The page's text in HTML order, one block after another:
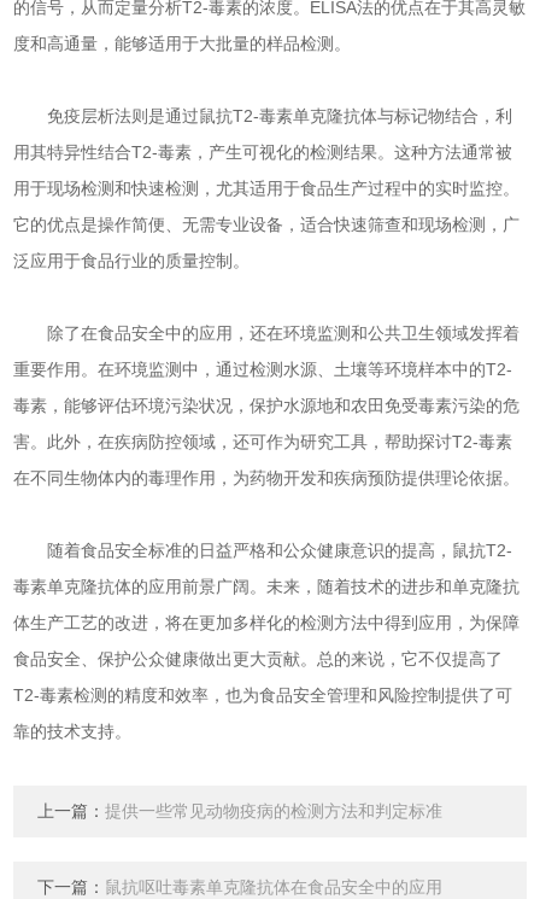
的信号，从而定量分析T2-毒素的浓度。ELISA法的优点在于其高灵敏
度和高通量，能够适用于大批量的样品检测。
免疫层析法则是通过鼠抗T2-毒素单克隆抗体与标记物结合，利
用其特异性结合T2-毒素，产生可视化的检测结果。这种方法通常被
用于现场检测和快速检测，尤其适用于食品生产过程中的实时监控。
它的优点是操作简便、无需专业设备，适合快速筛查和现场检测，广
泛应用于食品行业的质量控制。
除了在食品安全中的应用，还在环境监测和公共卫生领域发挥着
重要作用。在环境监测中，通过检测水源、土壤等环境样本中的T2-
毒素，能够评估环境污染状况，保护水源地和农田免受毒素污染的危
害。此外，在疾病防控领域，还可作为研究工具，帮助探讨T2-毒素
在不同生物体内的毒理作用，为药物开发和疾病预防提供理论依据。
随着食品安全标准的日益严格和公众健康意识的提高，鼠抗T2-
毒素单克隆抗体的应用前景广阔。未来，随着技术的进步和单克隆抗
体生产工艺的改进，将在更加多样化的检测方法中得到应用，为保障
食品安全、保护公众健康做出更大贡献。总的来说，它不仅提高了
T2-毒素检测的精度和效率，也为食品安全管理和风险控制提供了可
靠的技术支持。
上一篇：提供一些常见动物疫病的检测方法和判定标准
下一篇： 鼠抗呕吐毒素单克隆抗体在食品安全中的应用